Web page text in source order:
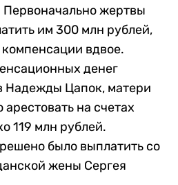
жертвы
им 300 млн рублей,
вдвое.
денег
Надежды Цапок, матери
на счетах
119 млн рублей.
было выплатить со
жены Сергея